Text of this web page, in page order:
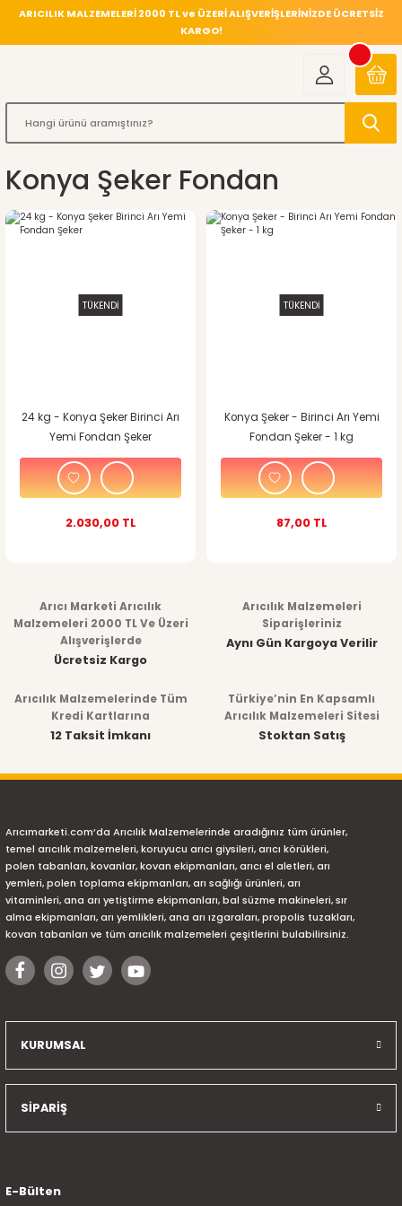
ARICILIK MALZEMELERİ 2000 TL ve ÜZERİ ALIŞVERİŞLERİNİZDE ÜCRETSİZ
KARGO!
Konya Şeker Fondan
TÜKENDİ
24 kg - Konya Şeker Birinci Arı
Yemi Fondan Şeker
2.030,00 TL
TÜKENDİ
Konya Şeker - Birinci Arı Yemi
Fondan Şeker - 1 kg
87,00 TL
Arıcı Marketi Arıcılık
Malzemeleri 2000 TL Ve Üzeri
Alışverişlerde
Ücretsiz Kargo
Arıcılık Malzemeleri
Siparişleriniz
Aynı Gün Kargoya Verilir
Arıcılık Malzemelerinde Tüm
Kredi Kartlarına
12 Taksit İmkanı
Türkiye’nin En Kapsamlı
Arıcılık Malzemeleri Sitesi
Stoktan Satış
Arıcımarketi.com’da Arıcılık Malzemelerinde aradığınız tüm ürünler,
temel arıcılık malzemeleri, koruyucu arıcı giysileri, arıcı körükleri,
polen tabanları, kovanlar, kovan ekipmanları, arıcı el aletleri, arı
yemleri, polen toplama ekipmanları, arı sağlığı ürünleri, arı
vitaminleri, ana arı yetiştirme ekipmanları, bal süzme makineleri, sır
alma ekipmanları, arı yemlikleri, ana arı ızgaraları, propolis tuzakları,
kovan tabanları ve tüm arıcılık malzemeleri çeşitlerini bulabilirsiniz.
KURUMSAL
SİPARİŞ
E-Bülten